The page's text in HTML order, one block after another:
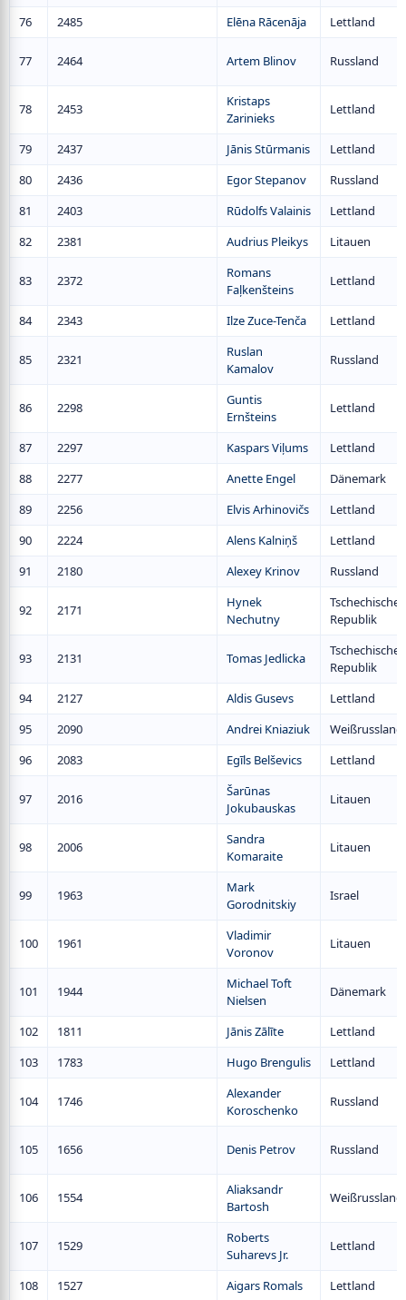
76 2485 Elēna Rācenāja Lettland
77 2464 Artem Blinov Russland
78 2453
Kristaps
Zarinieks
Lettland
79 2437 Jānis Stūrmanis
Lettland
80
2436 Egor Stepanov
Russland
81
2403 Rūdolfs Valainis
Lettland
82
2381 Audrius Pleikys Litauen
83 2372
Romans
Faļkenšteins
Lettland
84 2343 Ilze Zuce-Tenča Lettland
85 2321
Ruslan
Kamalov
Russland
86 2298
Guntis
Ernšteins
Lettland
87 2297 Kaspars Viļums
Lettland
88
2277 Anette Engel
Dänemark
89
2256 Elvis Arhinovičs
Lettland
90
2224 Alens Kalniņš
Lettland
91
2180 Alexey Krinov Russland
92 2171
Hynek
Nechutny
Tschechische
Republik
93 2131 Tomas Jedlicka
Tschechische
Republik
94
2127 Aldis Gusevs
Lettland
95
2090 Andrei Kniaziuk
Weißrussland
96
2083 Egīls Belševics Lettland
97 2016
Šarūnas
Jokubauskas
Litauen
98 2006
Sandra
Komaraite
Litauen
99 1963
Mark
Gorodnitskiy
Israel
100 1961
Vladimir
Voronov
Litauen
101 1944
Michael Toft
Nielsen
Dänemark
102 1811 Jānis Zālīte
Lettland
103
1783 Hugo Brengulis Lettland
104 1746
Alexander
Koroschenko
Russland
105 1656 Denis Petrov Russland
106 1554
Aliaksandr
Bartosh
Weißrussland
107 1529
Roberts
Suharevs Jr.
Lettland
108 1527 Aigars Romals Lettland